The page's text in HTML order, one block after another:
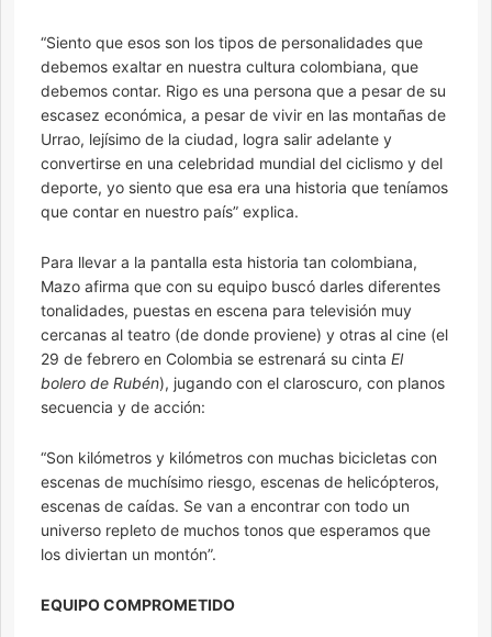
“Siento que esos son los tipos de personalidades que
debemos exaltar en nuestra cultura colombiana, que
debemos contar. Rigo es una persona que a pesar de su
escasez económica, a pesar de vivir en las montañas de
Urrao, lejísimo de la ciudad, logra salir adelante y
convertirse en una celebridad mundial del ciclismo y del
deporte, yo siento que esa era una historia que teníamos
que contar en nuestro país” explica.
Para llevar a la pantalla esta historia tan colombiana,
Mazo afirma que con su equipo buscó darles diferentes
tonalidades, puestas en escena para televisión muy
cercanas al teatro (de donde proviene) y otras al cine (el
29 de febrero en Colombia se estrenará su cinta El
bolero de Rubén), jugando con el claroscuro, con planos
secuencia y de acción:
“Son kilómetros y kilómetros con muchas bicicletas con
escenas de muchísimo riesgo, escenas de helicópteros,
escenas de caídas. Se van a encontrar con todo un
universo repleto de muchos tonos que esperamos que
los diviertan un montón”.
EQUIPO COMPROMETIDO